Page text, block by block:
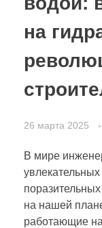
на
26 марта 2025
В мире
на нашей
работающие